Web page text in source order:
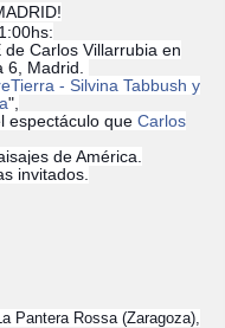
de Carlos Villarrubia en
6, Madrid.
- Silvina Tabbush y
",
espectáculo que Carlos
de América.
invitados.
Pantera Rossa (Zaragoza),